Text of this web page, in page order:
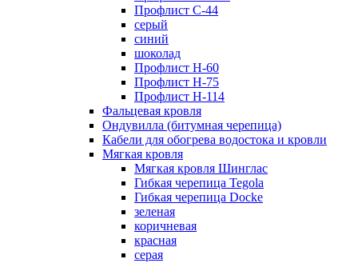
Профлист С-44
серый
синий
шоколад
Профлист Н-60
Профлист Н-75
Профлист H-114
Фальцевая кровля
Ондувилла (битумная черепица)
Кабели для обогрева водостока и кровли
Мягкая кровля
Мягкая кровля Шинглас
Гибкая черепица Tegola
Гибкая черепица Docke
зеленая
коричневая
красная
серая